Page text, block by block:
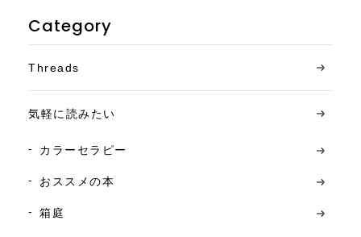
Category
Threads
気軽に読みたい
カラーセラピー
おススメの本
箱庭